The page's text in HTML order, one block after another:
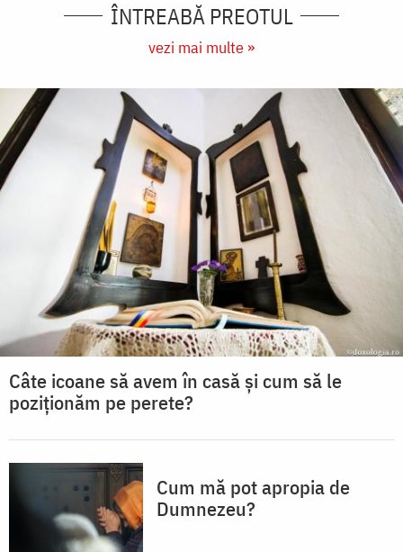
ÎNTREABĂ PREOTUL
vezi mai multe »
Câte icoane să avem în casă și cum să le
poziționăm pe perete?
Cum mă pot apropia de
Dumnezeu?